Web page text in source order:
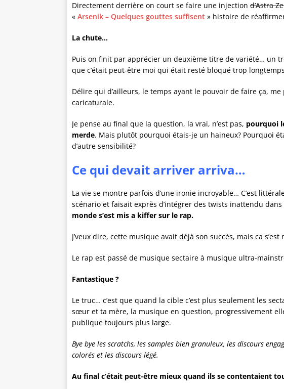
Directement derrière on court se faire une injection d’Astra
« Arsenik – Quelques gouttes suffisent » histoire de
La chute…
Puis on finit par apprécier un deuxième titre de variété… un
que c’était peut-être moi qui était resté bloqué trop
Délire qui d’ailleurs, le temps ayant le pouvoir de faire ça,
caricaturale.
Je pense au final que la question, la vrai, n’est pas, pourquoi
merde. Mais plutôt pourquoi étais-je un haineux? Pourquoi
d’autre sensibilité?
Ce qui devait arriver arriva…
La vie se montre parfois d’une ironie incroyable… C’est
scénario et faisait exprès d’intégrer des twists inattendu dans
monde s’est mis a kiffer sur le rap.
J’veux dire, cette musique avait déjà son succès, mais ca
Le rap est passé de musique sectaire à musique ultra-
Fantastique ?
Le truc… c’est que quand la cible c’est plus seulement les
sœur et ta mère, la musique en question, progressivement
publique toujours plus large.
Bye bye les scratchs, les samples bien granuleux, les discours
colorés et les discours légé.
Au final c’était peut-être mieux quand ils se contentaient
Avis de Matteo sur
Apprends à créer et à vendre
ton propre VST
Créer mon propre VST ? Impensable !
Mais grâce à cette formation, j'ai réussi !
Fierté totale !
Le pack ULTRA : La
Formation au top, vidéos